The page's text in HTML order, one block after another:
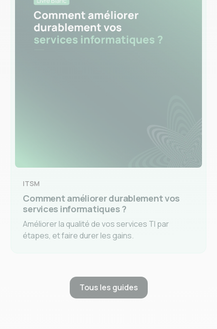
ITSM
Comment améliorer durablement vos
services informatiques ?
Améliorer la qualité de vos services TI par
étapes, et faire durer les gains.
Tous les guides